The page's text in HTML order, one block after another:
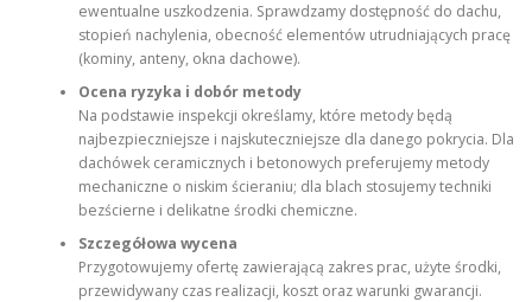
ewentualne uszkodzenia. Sprawdzamy dostępność do dachu,
stopień nachylenia, obecność elementów utrudniających pracę
(kominy, anteny, okna dachowe).
Ocena ryzyka i dobór metody
Na podstawie inspekcji określamy, które metody będą
najbezpieczniejsze i najskuteczniejsze dla danego pokrycia. Dla
dachówek ceramicznych i betonowych preferujemy metody
mechaniczne o niskim ścieraniu; dla blach stosujemy techniki
bezścierne i delikatne środki chemiczne.
Szczegółowa wycena
Przygotowujemy ofertę zawierającą zakres prac, użyte środki,
przewidywany czas realizacji, koszt oraz warunki gwarancji.